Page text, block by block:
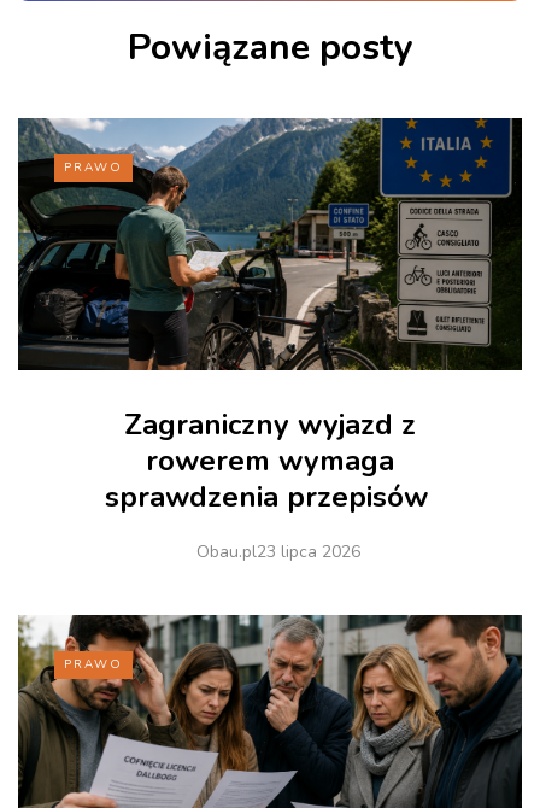
Powiązane posty
PRAWO
Zagraniczny wyjazd z
rowerem wymaga
sprawdzenia przepisów
Obau.pl23 lipca 2026
PRAWO